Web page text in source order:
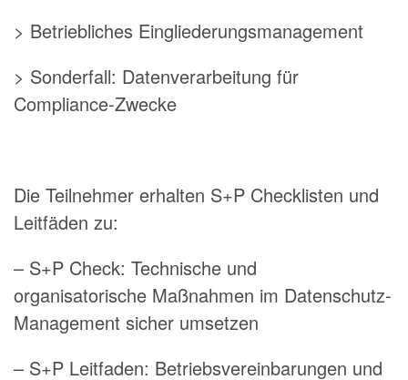
> Betriebliches Eingliederungsmanagement
> Sonderfall: Datenverarbeitung für
Compliance-Zwecke
Die Teilnehmer erhalten S+P Checklisten und
Leitfäden zu:
– S+P Check: Technische und
organisatorische Maßnahmen im Datenschutz-
Management sicher umsetzen
– S+P Leitfaden: Betriebsvereinbarungen und